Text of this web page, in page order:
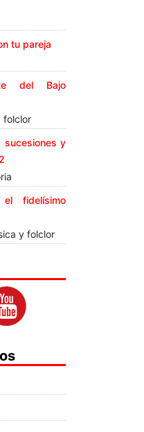
tu pareja
del Bajo
folclor
sucesiones y
el fidelísimo
y folclor